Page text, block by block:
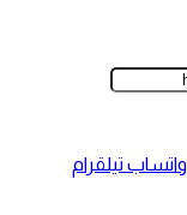
واتساب تيلقرام